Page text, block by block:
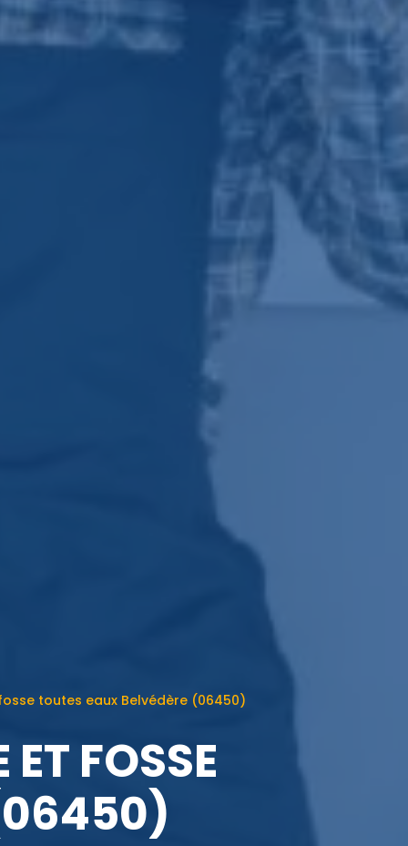
toutes eaux Belvédère (06450)
FOSSE
(06450)